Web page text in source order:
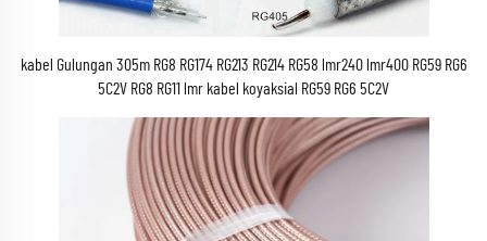
kabel Gulungan 305m RG8 RG174 RG213 RG214 RG58 lmr240 lmr400 RG59 RG6
5C2V RG8 RG11 lmr kabel koyaksial RG59 RG6 5C2V